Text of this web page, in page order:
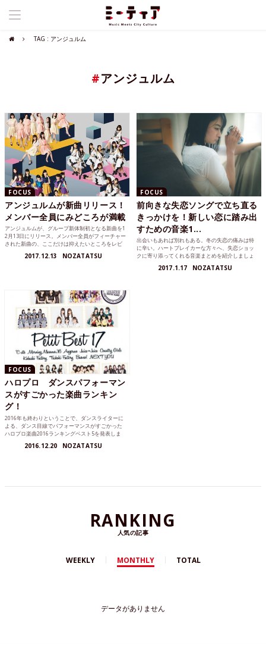
TAG : アンジュルム
#アンジュルム
FOCUS
アンジュルムが新曲リリース！
メンバー全員にみどころが満載
アンジュルムが、グループ新体制初となる新曲を1
2月13日にリリース。メンバー全員がフィーチャー
された新曲の、ここだけは抑えたいところをレビ
2017.12.13 NOZATATSU
FOCUS
前向きな失恋ソングで立ち直る
きっかけを！新しい恋に踏み出
すための音楽1...
出会いもあれば別れもある。冬の失恋の痛みは特
に辛い。ハートブレイカーな方々へ、失恋ショッ
クに寄り添ってくれる音楽まとめを紹介しましょ
2017.1.17 NOZATATSU
FOCUS
ハロプロ ダンスパフォーマン
スがすごかった楽曲ランキン
グ！
2016年も終わりということで、ダンスライターに
よる、ダンス目線でパフォーマンスがすごかった
ハロプロ楽曲2016ランキングベスト5を発表しま
みください！2016.12.20 NOZATATSU
RANKING
人気の記事
WEEKLY MONTHLY TOTAL
データがありません